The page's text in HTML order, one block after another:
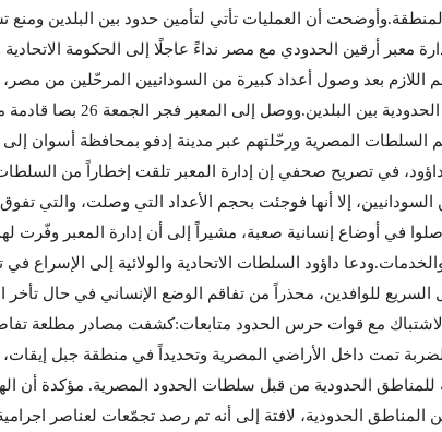
أن العمليات تأتي لتأمين حدود بين البلدين ومنع
معبر أرقين الحدودي مع مصر نداءً عاجلًا إلى الحكومة الاتحادية
اللازم بعد وصول أعداد كبيرة من السودانيين المرحّلين من
في التعدين الأهلي بالمناطق
السلطات المصرية ورحّلتهم عبر مدينة إدفو بمحافظة أسوان
داؤود، في تصريح صحفي إن إدارة المعبر تلقت إخطاراً من
إلا أنها فوجئت بحجم الأعداد التي وصلت، والتي تفوق
في أوضاع إنسانية صعبة، مشيراً إلى أن إدارة المعبر وفّرت
داؤود السلطات الاتحادية والولائية إلى الإسراع في
السريع للوافدين، محذراً من تفاقم الوضع الإنساني في حال تأخر
مع قوات حرس الحدود متابعات:كشفت مصادر مطلعة
تمت داخل الأراضي المصرية وتحديداً في منطقة جبل
للمناطق الحدودية من قبل سلطات الحدود المصرية. مؤكدة أن
الحدودية، لافتة إلى أنه تم رصد تجمّعات لعناصر اجرامية